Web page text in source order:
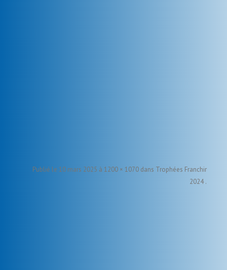
Publié le 10 mars 2025 à 1200 × 1070 dans Trophées Franchir
2024.